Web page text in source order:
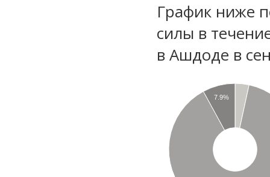
График ниже
силы в
в Ашдоде в
7.9%